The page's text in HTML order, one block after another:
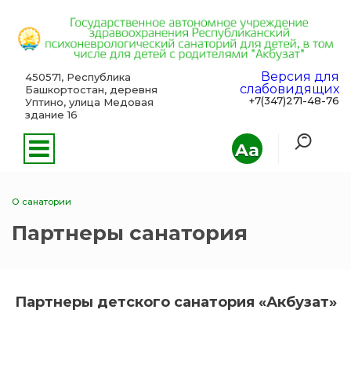
Aa
450571, Республика
Башкортостан, деревня
Уптино, улица Медовая
здание 16
Версия для
слабовидящих
+7(347)271-48-76
О санатории
Партнеры санатория
Партнеры детского санатория «Акбузат»